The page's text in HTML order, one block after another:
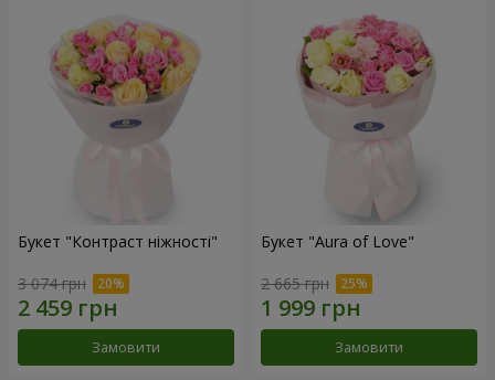
Букет "Контраст ніжності"
3 074 грн
Замовити
Букет "Aura of Love"
2 665 грн
Замовити